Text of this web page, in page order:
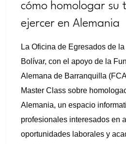
+ Sabatinos
cómo homologar su
ejercer en Alemania
La Oficina de Egresados de
Bolívar, con el apoyo de la
Alemana de Barranquilla
Master Class sobre
Alemania, un espacio
profesionales interesados en
oportunidades laborales y